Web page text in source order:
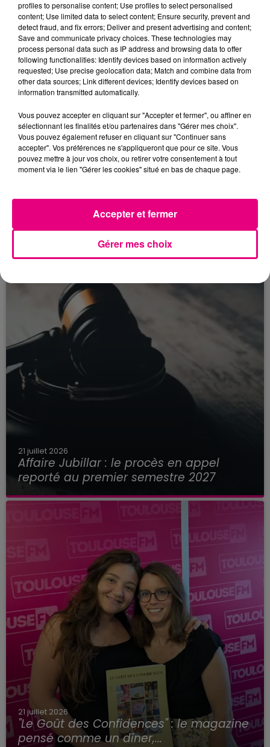
Toulouse : circulation perturbée dans le
secteur François Verdier...
21 juillet 2026
Affaire Jubillar : le procès en appel
reporté au premier semestre 2027
21 juillet 2026
"Le Goût des Confidences" : le magazine
pensé comme un dîner,...
profiles to personalise content; Use profiles to select personalised
content; Use limited data to select content; Ensure security, prevent and
detect fraud, and fix errors; Deliver and present advertising and content;
Save and communicate privacy choices. These technologies may
process personal data such as IP address and browsing data to offer
following functionalities: Identify devices based on information actively
requested; Use precise geolocation data; Match and combine data from
other data sources; Link different devices; Identify devices based on
information transmitted automatically.
Vous pouvez accepter en cliquant sur "Accepter et fermer", ou affiner en
sélectionnant les finalités et/ou partenaires dans "Gérer mes choix".
Vous pouvez également refuser en cliquant sur "Continuer sans
accepter". Vos préférences ne s'appliqueront que pour ce site. Vous
pouvez mettre à jour vos choix, ou retirer votre consentement à tout
moment via le lien "Gérer les cookies" situé en bas de chaque page.
Gérer mes choix
Accepter et fermer